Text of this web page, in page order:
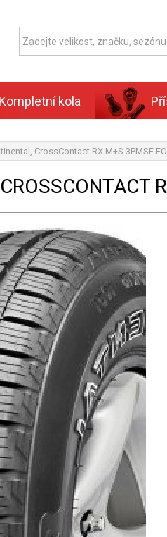
Kompletní kola
CrossContact RX M+S 3PMSF